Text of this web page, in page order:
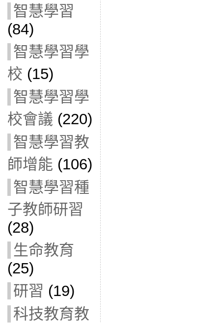
智慧學習
(84)
智慧學習學
校 (15)
智慧學習學
校會議 (220)
智慧學習教
師增能 (106)
智慧學習種
子教師研習
(28)
生命教育
(25)
研習 (19)
科技教育教